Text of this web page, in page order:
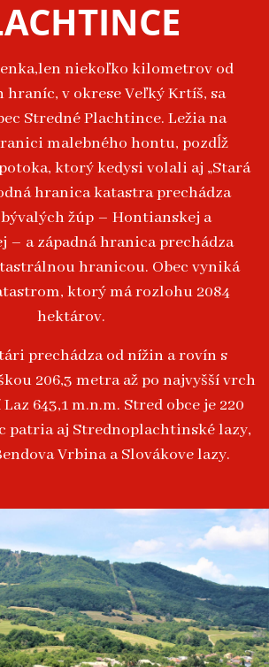
niekoľko kilometrov od
hraníc, v okrese Veľký Krtíš, sa
Stredné Plachtince. Ležia na
malebného hontu, pozdĺž
ktorý kedysi volali aj „Stará
hranica katastra prechádza
žúp – Hontianskej a
– a západná hranica prechádza
hranicou. Obec vyniká
ktorý má rozlohu 2084
hektárov.
prechádza od nížin a rovín s
206,3 metra až po najvyšší vrch
643,1 m.n.m. Stred obce je 220
patria aj Strednoplachtinské lazy,
Vrbina a Slovákove lazy.